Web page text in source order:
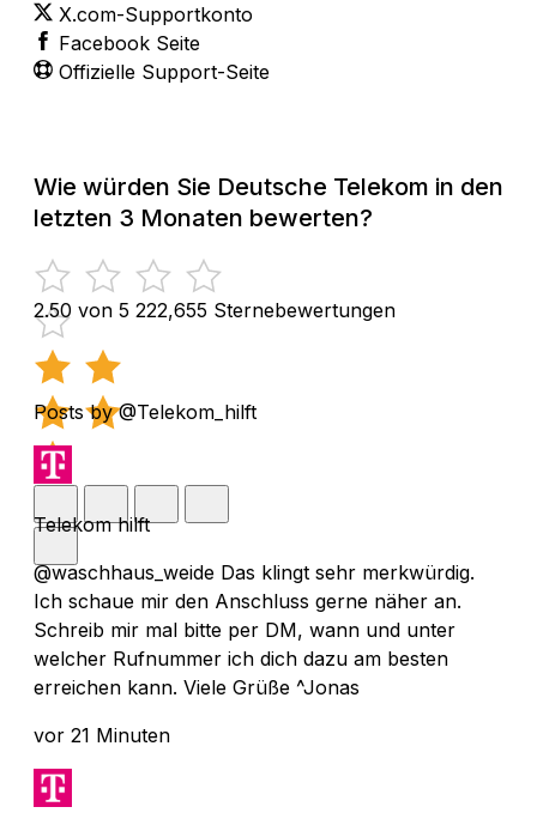
X.com-Supportkonto
Facebook Seite
Offizielle Support-Seite
Wie würden Sie Deutsche Telekom in den
letzten 3 Monaten bewerten?
2.50 von 5 222,655 Sternebewertungen
Posts by @Telekom_hilft
Telekom hilft
@waschhaus_weide Das klingt sehr merkwürdig.
Ich schaue mir den Anschluss gerne näher an.
Schreib mir mal bitte per DM, wann und unter
welcher Rufnummer ich dich dazu am besten
erreichen kann. Viele Grüße ^Jonas
vor 21 Minuten